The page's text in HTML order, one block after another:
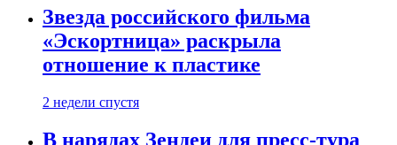
Звезда российского фильма
«Эскортница» раскрыла
отношение к пластике
2 недели спустя
В нарядах Зендеи для пресс-тура